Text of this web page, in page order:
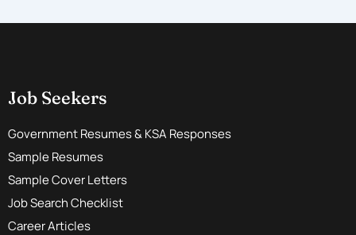
Job Seekers
Government Resumes & KSA Responses
Sample Resumes
Sample Cover Letters
Job Search Checklist
Career Articles